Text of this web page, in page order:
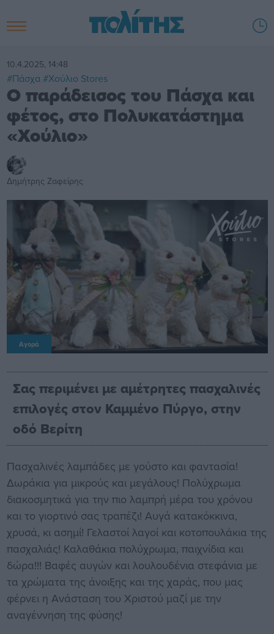
10.4.2025, 14:48
#Πάσχα #Χούλιο Stores
Ο παράδεισος του Πάσχα και
φέτος, στο Πολυκατάστημα
«Χούλιο»
Δημήτρης Ζαφείρης
Αγορά
Σας περιμένει με αμέτρητες πασχαλινές
επιλογές στον Καμμένο Πύργο, στην
οδό Βερίτη
Πασχαλινές λαμπάδες με γούστο και φαντασία!
Δωράκια για μικρούς και μεγάλους! Πολύχρωμα
διακοσμητικά για την πιο λαμπρή μέρα του χρόνου
και το γιορτινό σας τραπέζι! Αυγά κατακόκκινα,
χρυσά, κι ασημί! Γελαστοί λαγοί και κοτοπουλάκια της
πασχαλιάς! Καλαθάκια πολύχρωμα, παιχνίδια και
δώρα!!! Βαφές αυγών και λουλουδένια στεφάνια με
τα χρώματα της άνοιξης και της χαράς, που μας
φέρνει η Ανάσταση του Χριστού μαζί με την
αναγέννηση της φύσης!